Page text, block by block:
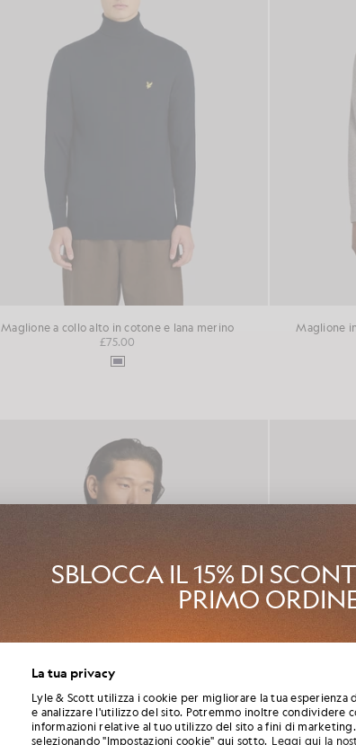
Maglione a collo alto in cotone e lana merino
£75.00
Maglione
La tua privacy
Lyle & Scott utilizza i cookie per migliorare la tua esperienza
e analizzare l'utilizzo del sito. Potremmo inoltre condividere
informazioni relative al tuo utilizzo del sito a fini di
selezionando "Impostazioni cookie" qui sotto. Leggi qui la
SBLOCCA IL 15% DI
PRIMO
collaborazioni e i saldi stagionali riservati ai soci, oltre a